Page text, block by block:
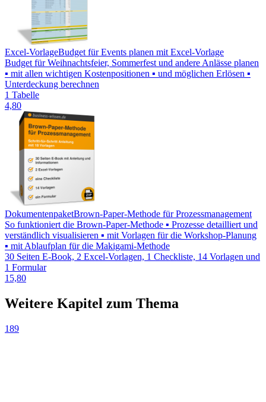
Excel-VorlageBudget für Events planen mit Excel-Vorlage
Budget für Weihnachtsfeier, Sommerfest und andere Anlässe planen
▪ mit allen wichtigen Kostenpositionen ▪ und möglichen Erlösen ▪
Unterdeckung berechnen
1 Tabelle
4,80
DokumentenpaketBrown-Paper-Methode für Prozessmanagement
So funktioniert die Brown-Paper-Methode ▪ Prozesse detailliert und
verständlich visualisieren ▪ mit Vorlagen für die Workshop-Planung
▪ mit Ablaufplan für die Makigami-Methode
30 Seiten E-Book, 2 Excel-Vorlagen, 1 Checkliste, 14 Vorlagen und
1 Formular
15,80
Weitere Kapitel zum Thema
189